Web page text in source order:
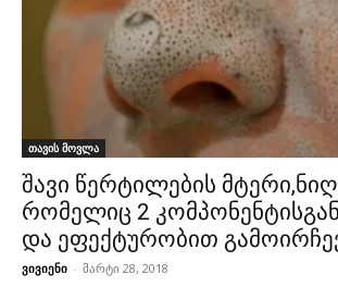
თავის მოვლა
შავი წერტილების
რომელიც 2
და ეფექტურობით
ვივიენი - მარტი 28, 2018